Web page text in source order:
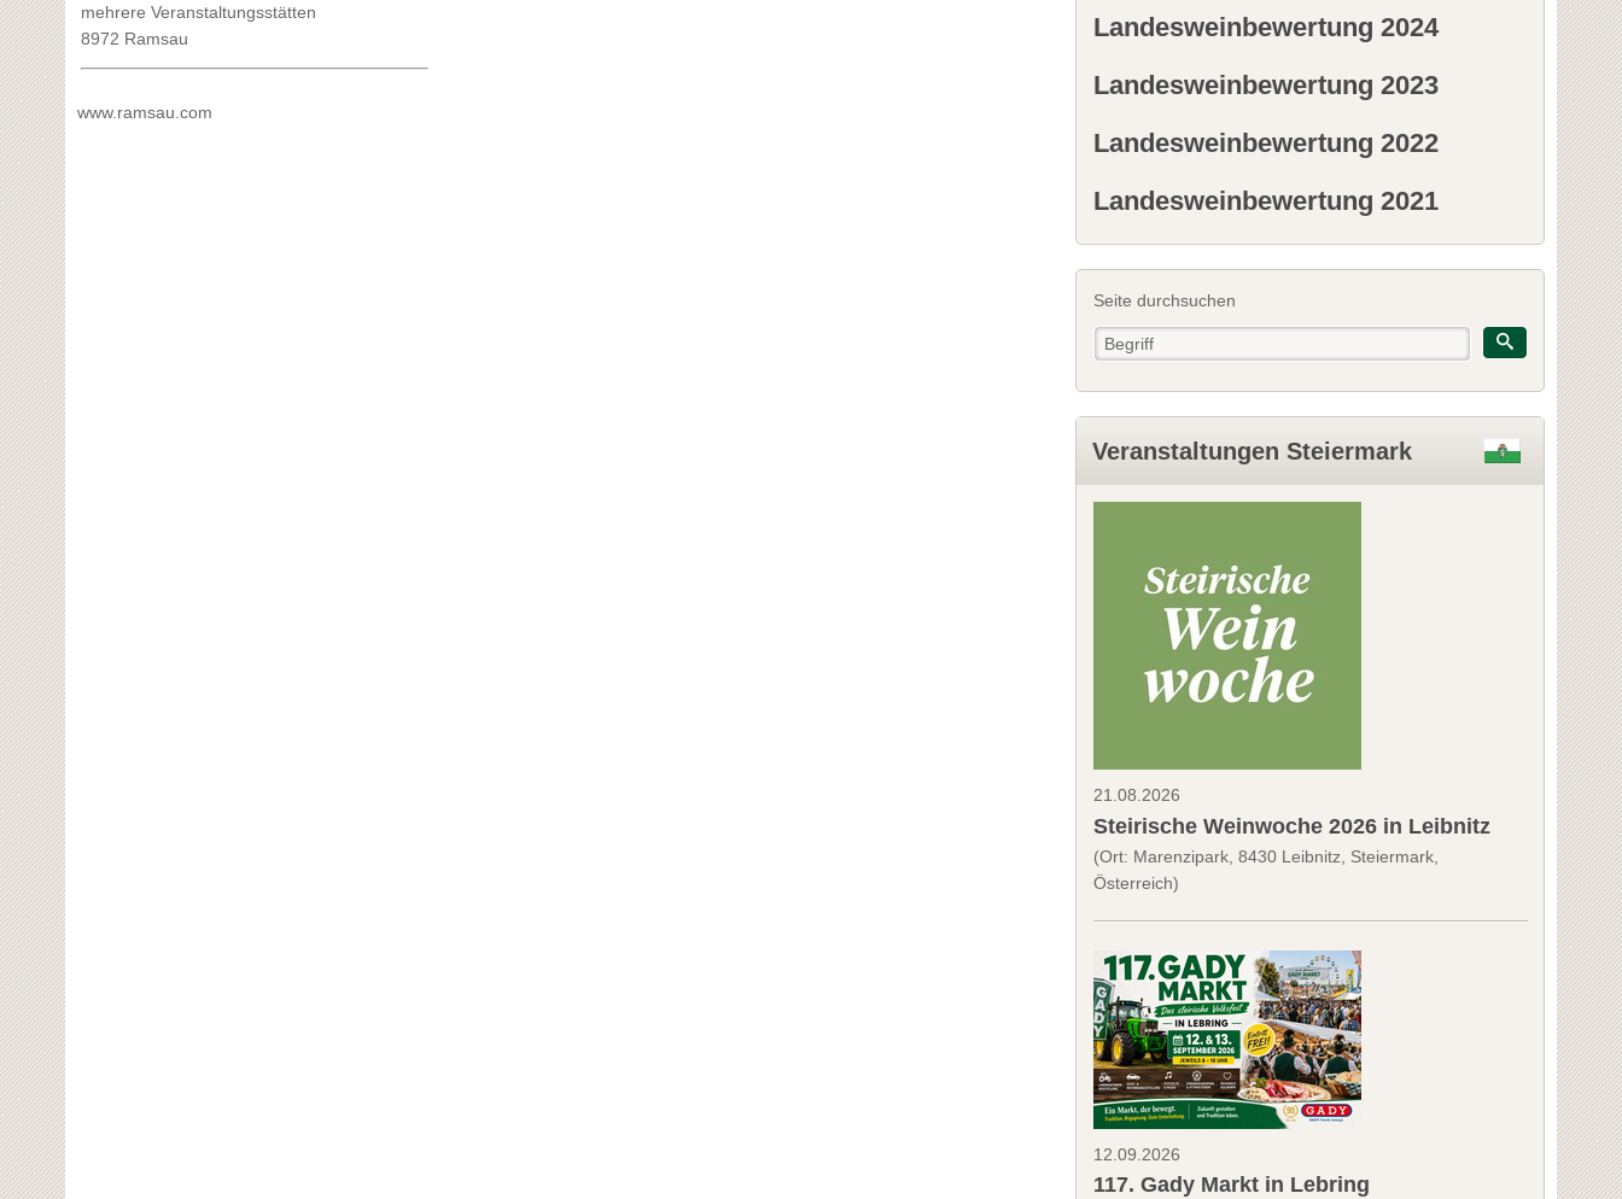
mehrere Veranstaltungsstätten
8972 Ramsau
www.ramsau.com
Landesweinbewertung 2024
Landesweinbewertung 2023
Landesweinbewertung 2022
Landesweinbewertung 2021
Seite durchsuchen
Veranstaltungen Steiermark
21.08.2026
Steirische Weinwoche 2026 in Leibnitz
(Ort: Marenzipark, 8430 Leibnitz, Steiermark,
Österreich)
12.09.2026
117. Gady Markt in Lebring